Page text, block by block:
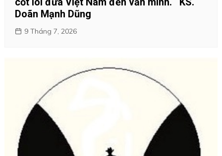
Doãn Mạnh Dũng
9 Tháng 7, 2026